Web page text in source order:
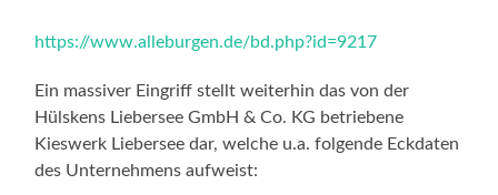
https://www.alleburgen.de/bd.php?id=9217
Ein massiver Eingriff stellt weiterhin das von der
Hülskens Liebersee GmbH & Co. KG betriebene
Kieswerk Liebersee dar, welche u.a. folgende Eckdaten
des Unternehmens aufweist: